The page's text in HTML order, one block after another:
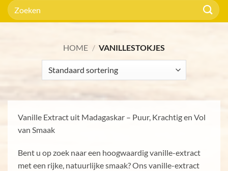
Zoeken
naar:
HOME / VANILLESTOKJES
Vanille Extract uit Madagaskar – Puur, Krachtig en Vol
van Smaak
Bent u op zoek naar een hoogwaardig vanille-extract
met een rijke, natuurlijke smaak? Ons vanille-extract